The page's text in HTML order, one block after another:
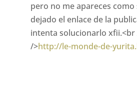
pero no me apareces
dejado el enlace de la
intenta solucionarlo
/>http://le-monde-de-